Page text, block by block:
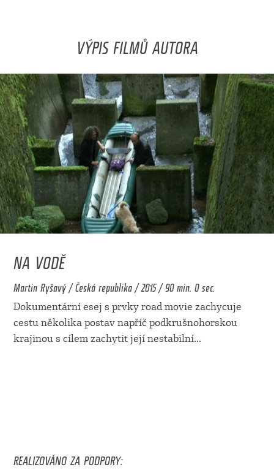
VÝPIS FILMŮ AUTORA
NA VODĚ
Martin Ryšavý / Česká republika / 2015 / 90 min. 0 sec.
Dokumentární esej s prvky road movie zachycuje
cestu několika postav napříč podkrušnohorskou
krajinou s cílem zachytit její nestabilní...
REALIZOVÁNO ZA PODPORY: